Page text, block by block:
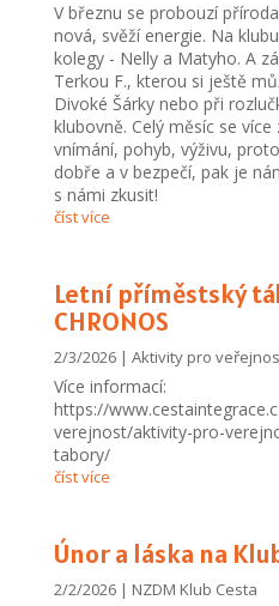
V březnu se probouzí
nová, svěží energie. Na
kolegy - Nelly a Matyho. A
Terkou F., kterou si ještě
Divoké Šárky nebo při
klubovně. Celý měsíc se
vnímání, pohyb, výživu,
dobře a v bezpečí, pak je
s námi zkusit!
číst více
Letní příměstský
CHRONOS
2/3/2026| Aktivity pro
Více informací:
https://
verejnost/aktivity-pro-
tabory/
číst více
Únor a láska na
2/2/2026| NZDM Klub Cesta